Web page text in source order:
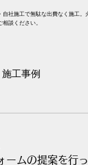
社施工で無駄な出費なく施工
談ください。
施工事例
ムの提案を行っ